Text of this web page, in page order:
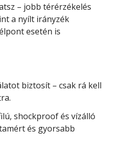
– jobb térérzékelés
a nyílt irányzék
esetén is
biztosít – csak rá kell
shockproof és vízálló
és gyorsabb